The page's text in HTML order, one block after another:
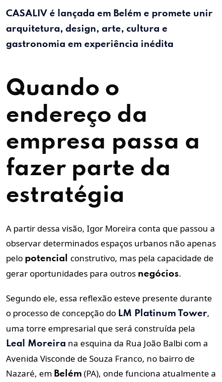
CASALIV é lançada em Belém e promete unir
arquitetura, design, arte, cultura e
gastronomia em experiência inédita
Quando o
endereço da
empresa passa a
fazer parte da
estratégia
A partir dessa visão, Igor Moreira conta que passou a
observar determinados espaços urbanos não apenas
pelo potencial construtivo, mas pela capacidade de
gerar oportunidades para outros negócios.
Segundo ele, essa reflexão esteve presente durante
o processo de concepção do LM Platinum Tower,
uma torre empresarial que será construída pela
Leal Moreira na esquina da Rua João Balbi com a
Avenida Visconde de Souza Franco, no bairro de
Nazaré, em Belém (PA), onde funciona atualmente a